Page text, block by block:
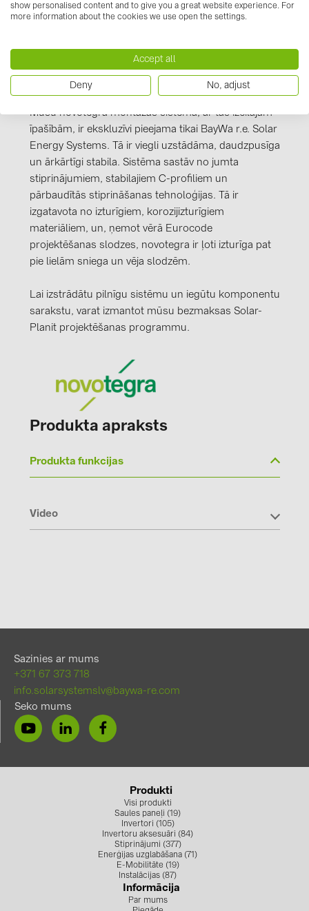
PYLONTECH (17)
SolarEdge (2)
Solinteg (4)
Solis (63)
Stäubli (2)
TIGO (4)
Trina Solar (6)
Victron Energy B.V. (2)
WHES (5)
Informācija par ražotāju
Mūsu novotegra montāžas sistēma, ar tās izcilajām
īpašībām, ir ekskluzīvi pieejama tikai BayWa r.e. Solar
Energy Systems. Tā ir viegli uzstādāma, daudzpusīga
un ārkārtīgi stabila. Sistēma sastāv no jumta
stiprinājumiem, stabilajiem C-profiliem un
pārbaudītās stiprināšanas tehnoloģijas. Tā ir
izgatavota no izturīgiem, korozijizturīgiem
materiāliem, un, ņemot vērā Eurocode
projektēšanas slodzes, novotegra ir ļoti izturīga pat
pie lielām sniega un vēja slodzēm.
Lai izstrādātu pilnīgu sistēmu un iegūtu komponentu
sarakstu, varat izmantot mūsu bezmaksas Solar-
Planit projektēšanas programmu.
Produkta apraksts
Produkta funkcijas
Video
Sazinies ar mums
+371 67 373 718
info.solarsystemslv@baywa-re.com
Seko mums
Produkti
Visi produkti
Saules paneļi (19)
Invertori (105)
Invertoru aksesuāri (84)
Stiprinājumi (377)
Enerģijas uzglabāšana (71)
E-Mobilitāte (19)
Instalācijas (87)
Informācija
Par mums
show personalised content and to give you a great website experience. For
more information about the cookies we use open the settings.
Accept all
Deny No, adjust